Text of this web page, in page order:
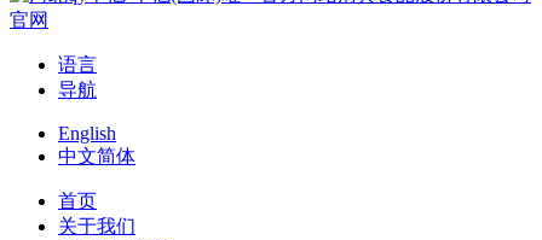
语言
导航
English
中文简体
首页
关于我们